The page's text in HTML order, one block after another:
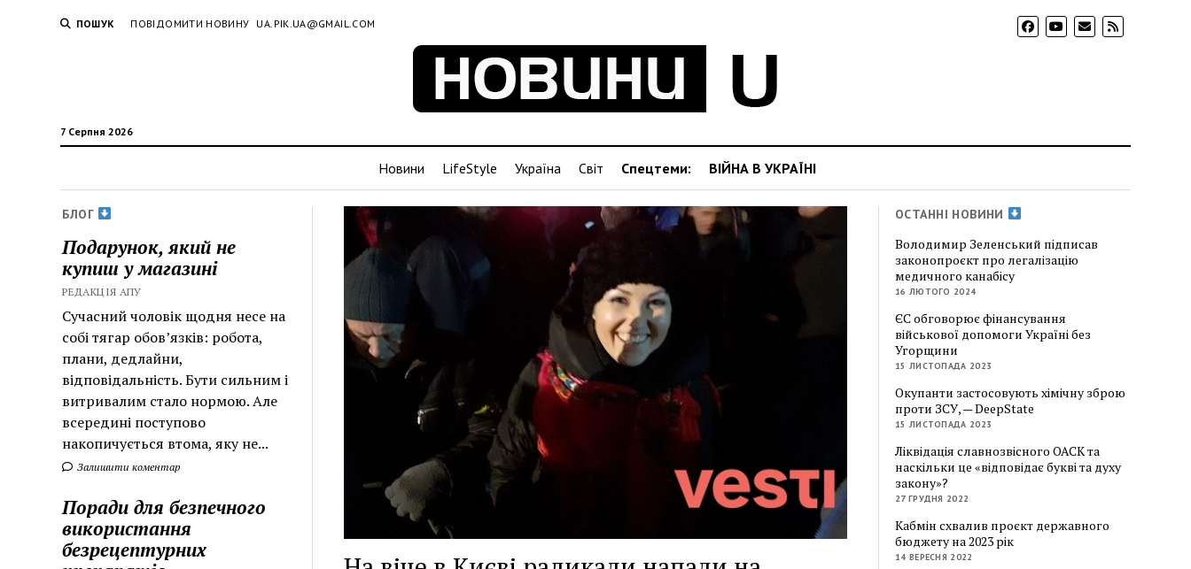
ПОШУК ПОВІДОМИТИ НОВИНУ UA.PIK.UA@GMAIL.COM
7 Серпня 2026
Новини LifeStyle Україна Світ Спецтеми: ВІЙНА В УКРАЇНІ
БЛОГ
Подарунок, який не
купиш у магазині
РЕДАКЦІЯ АПУ
Сучасний чоловік щодня несе на
собі тягар обов’язків: робота,
плани, дедлайни,
відповідальність. Бути сильним і
витривалим стало нормою. Але
всередині поступово
накопичується втома, яку не...
Залишити коментар
Поради для безпечного
використання
безрецептурних
ОСТАННІ НОВИНИ
Володимир Зеленський підписав
законопроєкт про легалізацію
медичного канабісу
16 ЛЮТОГО 2024
ЄС обговорює фінансування
військової допомоги Україні без
Угорщини
15 ЛИСТОПАДА 2023
Окупанти застосовують хімічну зброю
проти ЗСУ, — DeepState
15 ЛИСТОПАДА 2023
Ліквідація славнозвісного ОАСК та
наскільки це «відповідає букві та духу
закону»?
27 ГРУДНЯ 2022
Кабмін схвалив проєкт державного
бюджету на 2023 рік
14 ВЕРЕСНЯ 2022